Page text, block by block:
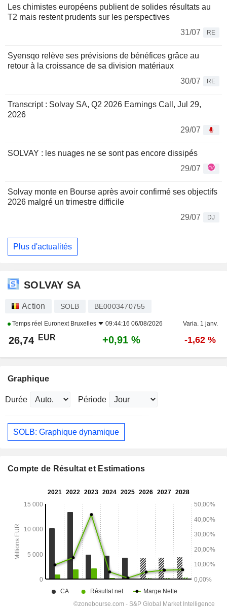
Les chimistes européens publient de solides résultats au
T2 mais restent prudents sur les perspectives
31/07
RE
Syensqo relève ses prévisions de bénéfices grâce au
retour à la croissance de sa division matériaux
30/07
RE
Transcript : Solvay SA, Q2 2026 Earnings Call, Jul 29,
2026
29/07
SOLVAY : les nuages ne se sont pas encore dissipés
29/07
Solvay monte en Bourse après avoir confirmé ses objectifs
2026 malgré un trimestre difficile
29/07
DJ
Plus d'actualités
SOLVAY SA
Action SOLB BE0003470755
Temps réel Euronext Bruxelles 09:44:16 06/08/2026 Varia. 1 janv.
26,74 EUR +0,91 % -1,62 %
Graphique
Durée Période
SOLB: Graphique dynamique
Compte de Résultat et Estimations